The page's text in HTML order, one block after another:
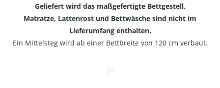
Geliefert wird das maßgefertigte Bettgestell.
Matratze, Lattenrost und Bettwäsche sind nicht im
Lieferumfang enthalten.
Ein Mittelsteg wird ab einer Bettbreite von 120 cm verbaut.